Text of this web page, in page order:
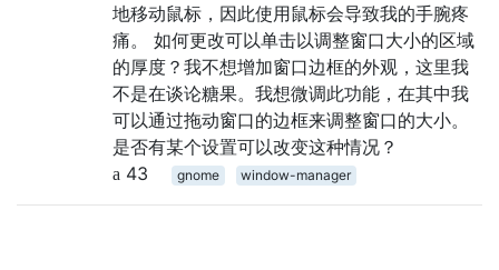
地移动鼠标，因此使用鼠标会导致我的手腕疼
痛。 如何更改可以单击以调整窗口大小的区域
的厚度？我不想增加窗口边框的外观，这里我
不是在谈论糖果。我想微调此功能，在其中我
可以通过拖动窗口的边框来调整窗口的大小。
是否有某个设置可以改变这种情况？
43
gnome window-manager